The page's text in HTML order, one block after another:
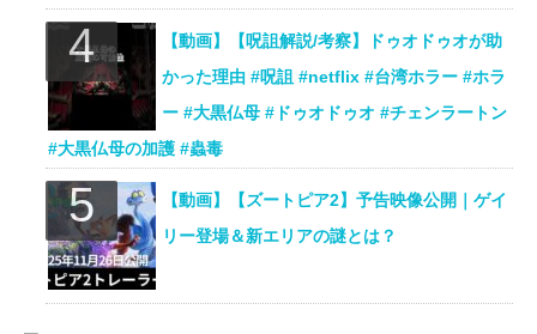
【動画】【呪詛解説/考察】ドゥオドゥオが助
かった理由 #呪詛 #netflix #台湾ホラー #ホラ
ー #大黒仏母 #ドゥオドゥオ #チェンラートン
#大黒仏母の加護 #蟲毒
【動画】【ズートピア2】予告映像公開｜ゲイ
リー登場＆新エリアの謎とは？